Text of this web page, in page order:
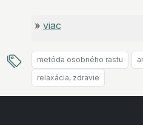
» viac
metóda osobného rastu
relaxácia, zdravie